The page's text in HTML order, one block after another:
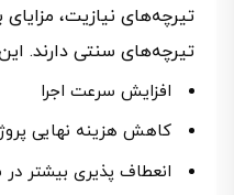
تیرچه‌های نیازیت،
تیرچه‌های سنتی دارند. این
افزایش سرعت اجرا
کاهش هزینه نهایی
انعطاف پذیری بیشتر